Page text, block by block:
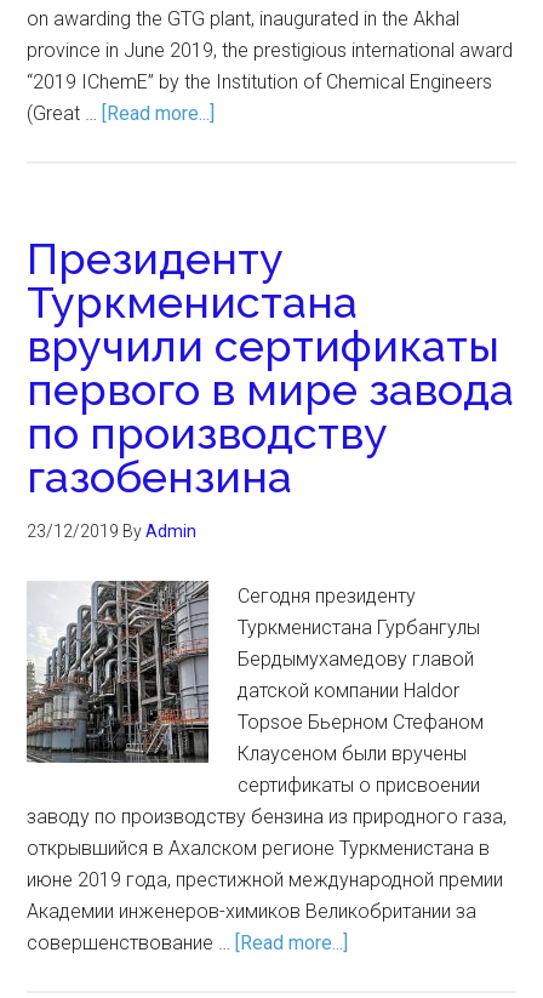
on awarding the GTG plant, inaugurated in the Akhal
province in June 2019, the prestigious international award
“2019 IChemE” by the Institution of Chemical Engineers
(Great … [Read more...]
Президенту
Туркменистана
вручили сертификаты
первого в мире завода
по производству
газобензина
23/12/2019 ByAdmin
Сегодня президенту
Туркменистана Гурбангулы
Бердымухамедову главой
датской компании Haldor
Topsoe Бьерном Стефаном
Клаусеном были вручены
сертификаты о присвоении
заводу по производству бензина из природного газа,
открывшийся в Ахалском регионе Туркменистана в
июне 2019 года, престижной международной премии
Академии инженеров-химиков Великобритании за
совершенствование … [Read more...]